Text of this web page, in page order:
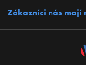
Zákazníci nás mají